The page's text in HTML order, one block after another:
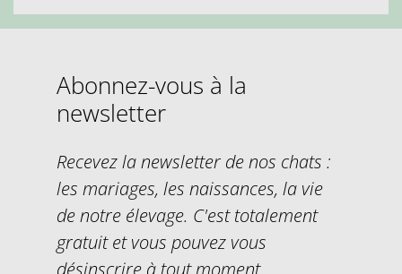
Abonnez-vous à la
newsletter
Recevez la newsletter de nos chats :
les mariages, les naissances, la vie
de notre élevage. C'est totalement
gratuit et vous pouvez vous
désinscrire à tout moment.